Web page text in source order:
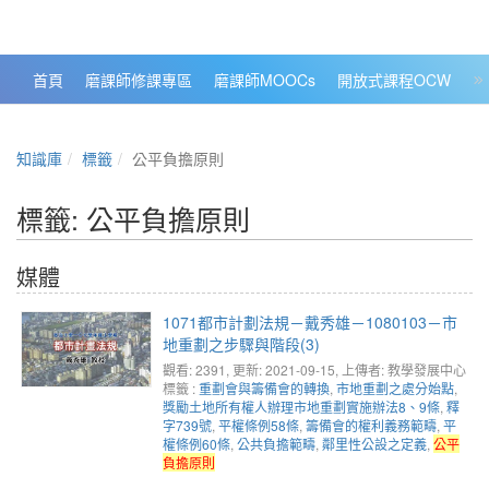
首頁 磨課師修課專區 磨課師MOOCs 開放式課程OCW
知識庫 標籤 公平負擔原則
標籤: 公平負擔原則
媒體
1071都市計劃法規－戴秀雄－1080103－市
地重劃之步驟與階段(3)
觀看: 2391 , 更新: 2021-09-15, 上傳者: 教學發展中心
標籤 :重劃會與籌備會的轉換, 市地重劃之處分始點,
獎勵土地所有權人辦理市地重劃實施辦法8、9條, 釋
字739號, 平權條例58條, 籌備會的權利義務範疇, 平
權條例60條, 公共負擔範疇, 鄰里性公設之定義, 公平
負擔原則